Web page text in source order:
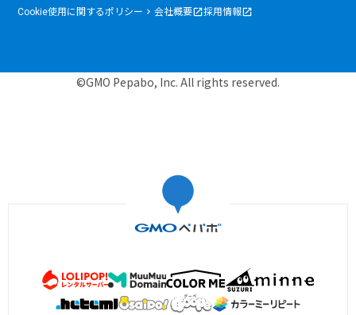
Cookie使用に関するポリシー
会社概要 採用情報
©GMO Pepabo, Inc. All rights reserved.